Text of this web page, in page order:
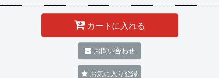
カートに入れる
お問い合わせ
お気に入り登録